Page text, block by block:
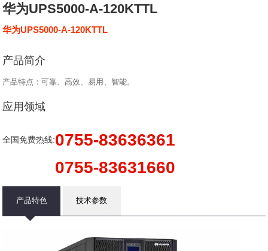
华为UPS5000-A-120KTTL
华为UPS5000-A-120KTTL
产品简介
产品特点：可靠、高效、易用、智能。
应用领域
全国免费热线:0755-83636361
0755-83631660
产品特色 技术参数